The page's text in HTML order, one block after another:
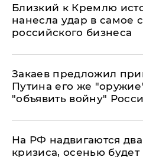
Близкий к Кремлю
нанесла удар в самое
российского бизнеса
Закаев предложил
Путина его же
"объявить войну"
На РФ надвигаются
кризиса, осенью